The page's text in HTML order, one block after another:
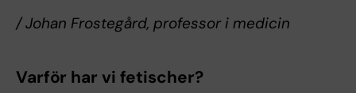
/ Johan Frostegård, professor i medicin
Varför har vi fetischer?